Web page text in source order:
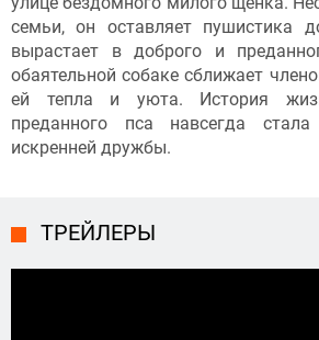
семьи, он оставляет пушистика
вырастает в доброго и
обаятельной собаке сближает
ей тепла и уюта. История
преданного пса навсегда
искренней дружбы.
ТРЕЙЛЕРЫ